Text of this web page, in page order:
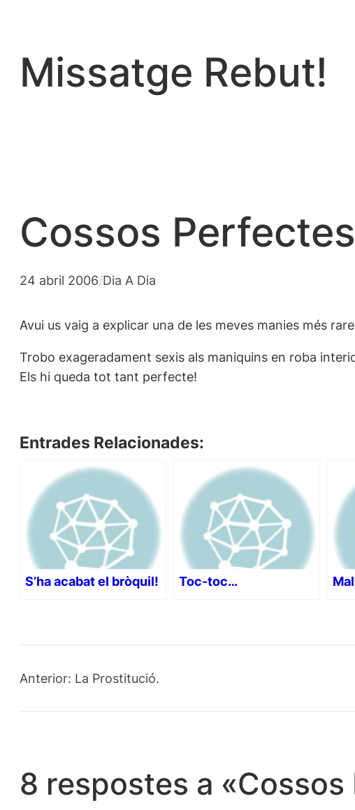
contingut
Missatge Rebut!
Cossos
24 abril 2006/Dia A Dia
Avui us vaig a explicar una de les meves manies més
Trobo exageradament sexis als maniquins en roba
Els hi queda tot tant perfecte!
Entrades Relacionades:
S’ha acabat el bròquil! Toc-toc…
Anterior: La Prostitució.
8 respostes a